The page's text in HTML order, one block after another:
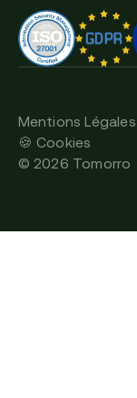
© 2026 Tomorro
Mentions Légales
🍪 Cookies